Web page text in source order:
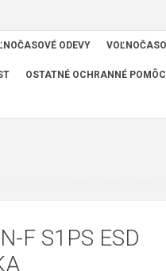
ODEVY
OSTATNÉ OCHRANNÉ
F S1PS ESD